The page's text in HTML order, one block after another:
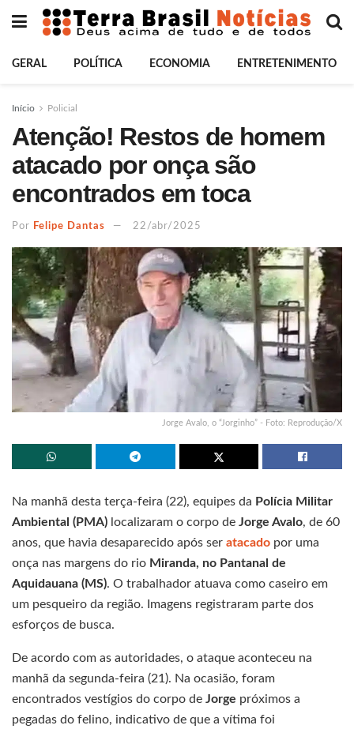
GERAL POLÍTICA ECONOMIA ENTRETENIMENTO
Início Policial
Atenção! Restos de homem
atacado por onça são
encontrados em toca
Por Felipe Dantas 22/abr/2025
Jorge Avalo, o “Jorginho” - Foto: Reprodução/X
Na manhã desta terça-feira (22), equipes da Polícia Militar
Ambiental (PMA) localizaram o corpo de Jorge Avalo, de 60
anos, que havia desaparecido após ser atacado por uma
onça nas margens do rio Miranda, no Pantanal de
Aquidauana (MS). O trabalhador atuava como caseiro em
um pesqueiro da região. Imagens registraram parte dos
esforços de busca.
De acordo com as autoridades, o ataque aconteceu na
manhã da segunda-feira (21). Na ocasião, foram
encontrados vestígios do corpo de Jorge próximos a
pegadas do felino, indicativo de que a vítima foi